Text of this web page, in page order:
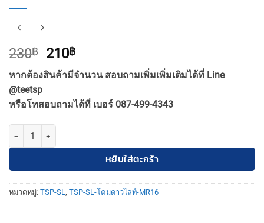
230฿
Original
price
was:
230฿.
210฿Current
price
is:
210฿.
หากต้องสินค้ามีจำนวน สอบถามเพิ่มเพิ่มเติมได้ที่ Line
@teetsp
หรือโทสอบถามได้ที่ เบอร์ 087-499-4343
จำนวน TSP-SL-3-OW-560 โคมดาวไลท์ MR16 ติดลอย 3.5″ ขาว ปรับห
หยิบใส่ตะกร้า
หมวดหมู่: TSP-SL, TSP-SL-โคมดาวไลท์-MR16